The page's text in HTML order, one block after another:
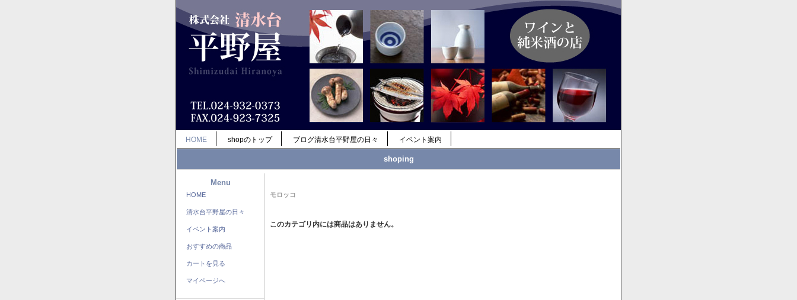
HOME shopのトップ ブログ清水台平野屋の日々 イベント案内
shoping
Menu
HOME
清水台平野屋の日々
イベント案内
おすすめの商品
カートを見る
マイページへ
モロッコ
このカテゴリ内には商品はありません。